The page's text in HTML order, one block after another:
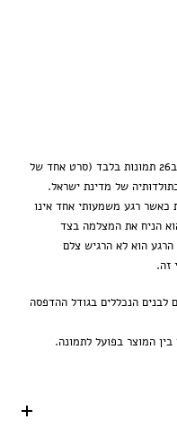
רודי היה הצלם הרשמי של הכרזת העצמאות. ב26 תמונות בלבד (סרט אחד של
של מדינת ישראל.
כאשר רגע משמעותי אחד אינו
הניח את המצלמה בצד
הוא לא הרגיש צלם
זה.
המוצר בפועל לתמונה.